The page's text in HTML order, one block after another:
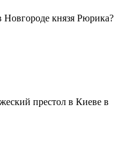
Новгороде князя Рюрика?
престол в Киеве в